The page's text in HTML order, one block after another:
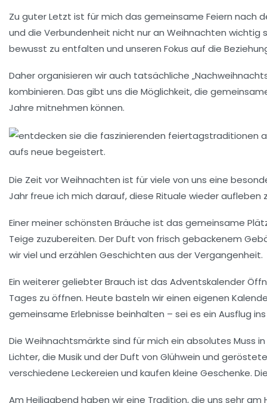
Zu guter Letzt ist für mich das gemeinsame Feiern nach
und die Verbundenheit nicht nur an Weihnachten
bewusst zu entfalten und unseren Fokus auf die
Daher organisieren wir auch tatsächliche
kombinieren. Das gibt uns die Möglichkeit, die
Jahre mitnehmen können.
Die Zeit vor Weihnachten ist für viele von uns eine
Jahr freue ich mich darauf, diese Rituale wieder
Einer meiner schönsten Bräuche ist das gemeinsame
Teige zuzubereiten. Der Duft von frisch gebackenem
wir viel und erzählen Geschichten aus der Vergangenheit.
Ein weiterer geliebter Brauch ist das Adventskalender
Tages zu öffnen. Heute basteln wir einen eigenen
gemeinsame Erlebnisse beinhalten – sei es ein Ausflug
Die Weihnachtsmärkte sind für mich ein absolutes Muss
Lichter, die Musik und der Duft von Glühwein und
verschiedene Leckereien und kaufen kleine Geschenke.
Am Heiligabend haben wir eine Tradition, die uns sehr